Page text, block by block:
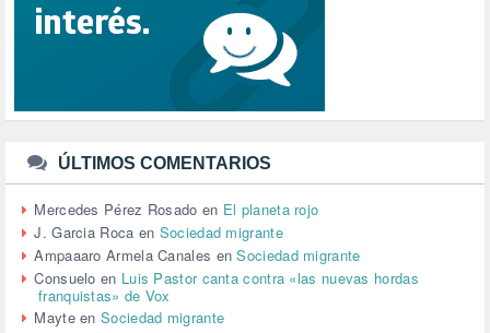
SINDICATOS (12)
TTIP (6)
URBANISMO (1)
URBANIZACIÓN (1)
VEJEZ (1)
VENEZUELA (3)
VENEZULA (1)
VIAJES (1)
VIOLENCIA (2)
VIOLENCIA DE GÉNERO (223)
ÚLTIMOS COMENTARIOS
Mercedes Pérez Rosado en El planeta rojo
J. Garcia Roca en Sociedad migrante
Ampaaaro Armela Canales enSociedad migrante
Consuelo en Luis Pastor canta contra «las nuevas hordas
franquistas» de Vox
MayteenSociedad migrante